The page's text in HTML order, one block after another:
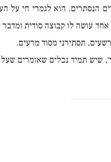
הנסתרים. הוא לגמרי חי על
עושה לו קבוצה סודית
תסתירני מסוד מרעים.
שיש תמיד נבלים שאומרים